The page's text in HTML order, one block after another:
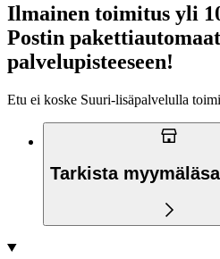
Ilmainen toimitus yli
Postin
palvelupisteeseen!
Etu ei koske Suuri‑lisäpalvelulla
Tarkista